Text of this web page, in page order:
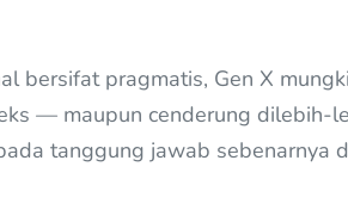
bersifat pragmatis, Gen X
— maupun cenderung dilebih-
tanggung jawab sebenarnya